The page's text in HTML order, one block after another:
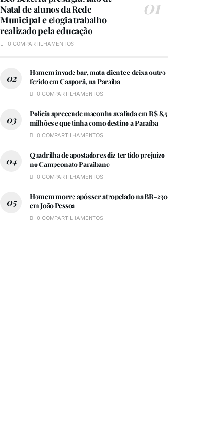
Natal de alunos da Rede
Municipal e elogia trabalho
realizado pela educação
0 COMPARTILHAMENTOS
Homem invade bar, mata cliente e deixa outro
ferido em Caaporã, na Paraíba
0 COMPARTILHAMENTOS
Polícia apreeende maconha avaliada em R$ 8,5
milhões e que tinha como destino a Paraíba
0 COMPARTILHAMENTOS
Quadrilha de apostadores diz ter tido prejuízo
no Campeonato Paraibano
0 COMPARTILHAMENTOS
Homem morre após ser atropelado na BR-230
em João Pessoa
0 COMPARTILHAMENTOS